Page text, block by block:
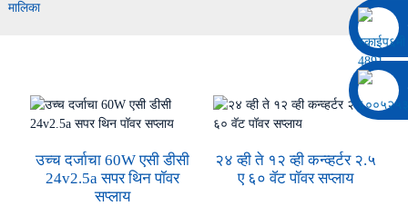
मालिका
उच्च दर्जाचा 60W एसी डीसी
24v2.5a सपर थिन पॉवर
सप्लाय
२४ व्ही ते १२ व्ही कन्व्हर्टर २.५
ए ६० वॅट पॉवर सप्लाय